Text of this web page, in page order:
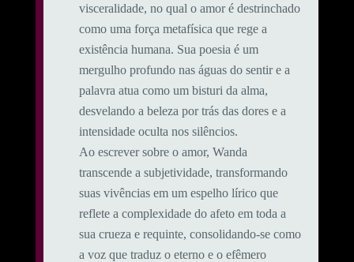
visceralidade, no qual o amor é destrinchado
como uma força metafísica que rege a
existência humana. Sua poesia é um
mergulho profundo nas águas do sentir e a
palavra atua como um bisturi da alma,
desvelando a beleza por trás das dores e a
intensidade oculta nos silêncios.
Ao escrever sobre o amor, Wanda
transcende a subjetividade, transformando
suas vivências em um espelho lírico que
reflete a complexidade do afeto em toda a
sua crueza e requinte, consolidando-se como
a voz que traduz o eterno e o efêmero